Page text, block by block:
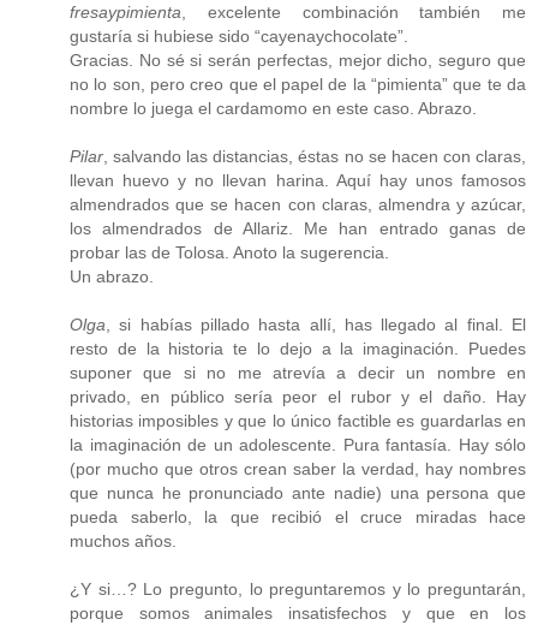
fresaypimienta, excelente combinación también me
gustaría si hubiese sido “cayenaychocolate”.
Gracias. No sé si serán perfectas, mejor dicho, seguro que
no lo son, pero creo que el papel de la “pimienta” que te da
nombre lo juega el cardamomo en este caso. Abrazo.
Pilar, salvando las distancias, éstas no se hacen con claras,
llevan huevo y no llevan harina. Aquí hay unos famosos
almendrados que se hacen con claras, almendra y azúcar,
los almendrados de Allariz. Me han entrado ganas de
probar las de Tolosa. Anoto la sugerencia.
Un abrazo.
Olga, si habías pillado hasta allí, has llegado al final. El
resto de la historia te lo dejo a la imaginación. Puedes
suponer que si no me atrevía a decir un nombre en
privado, en público sería peor el rubor y el daño. Hay
historias imposibles y que lo único factible es guardarlas en
la imaginación de un adolescente. Pura fantasía. Hay sólo
(por mucho que otros crean saber la verdad, hay nombres
que nunca he pronunciado ante nadie) una persona que
pueda saberlo, la que recibió el cruce miradas hace
muchos años.
¿Y si…? Lo pregunto, lo preguntaremos y lo preguntarán,
porque somos animales insatisfechos y que en los